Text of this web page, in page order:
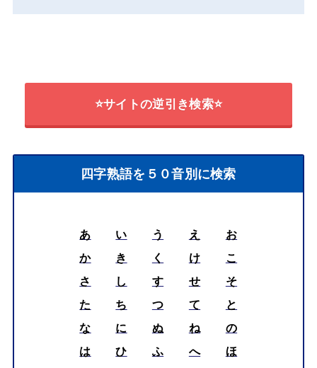
⭐サイトの逆引き検索⭐
四字熟語を５０音別に検索
あ い う え
お
か
き く け
こ
さ
し す せ
そ
た
ち つ て
と
な
に ぬ ね
の
は
ひ ふ へ
ほ